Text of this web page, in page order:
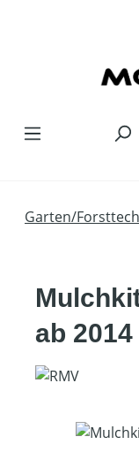
Garten/
ab 2014
Bildergalerie